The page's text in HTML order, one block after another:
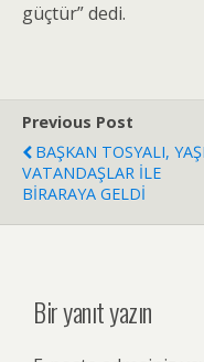
güçtür” dedi.
Previous Post
BAŞKAN TOSYALI,
VATANDAŞLAR İLE
BİRARAYA GELDİ
Bir yanıt yazın